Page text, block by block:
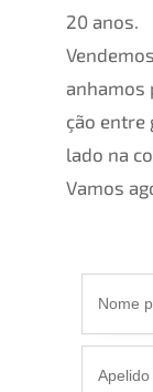
20 anos.
ção entre
lado na
Vamos